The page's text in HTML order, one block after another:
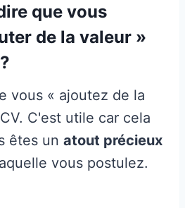
que vous
de la valeur »
vous « ajoutez de la
C'est utile car cela
êtes un atout précieux
vous postulez.